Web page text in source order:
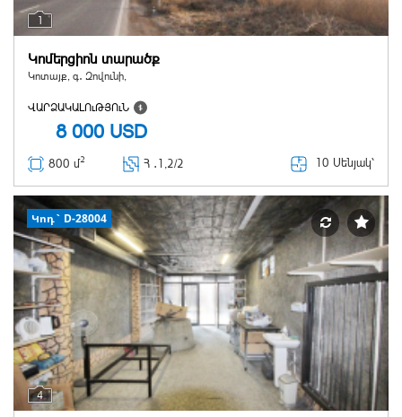
1
Կոմերցիոն տարածք
Կոտայք, գ․ Զովունի,
ՎԱՐՁԱԿԱԼՈւԹՅՈւՆ
8 000 USD
800 մ2 Հ ․ 1,2/2 10 Սենյակ՝
4
Կոդ` D-28004